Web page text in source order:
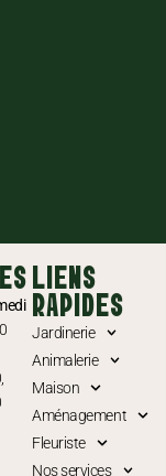
LIENS
RAPIDES
Jardinerie
Animalerie
Maison
Aménagement
Fleuriste
Nos services